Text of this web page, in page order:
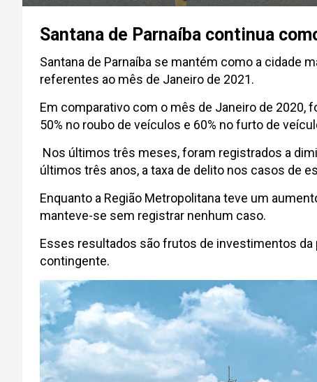
Santana de Parnaíba continua
Santana de Parnaíba se mantém como a cidade
referentes ao mês de Janeiro de 2021.
Em comparativo com o mês de Janeiro de 2020,
50% no roubo de veículos e 60% no furto de
Nos últimos três meses, foram registrados a
últimos três anos, a taxa de delito nos casos de
Enquanto a Região Metropolitana teve um
manteve-se sem registrar nenhum caso.
Esses resultados são frutos de investimentos da
contingente.